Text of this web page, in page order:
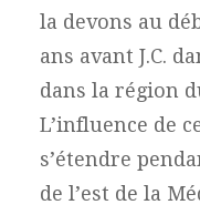
la devons au
ans avant J.C.
dans la région
L’influence de
s’étendre
de l’est de la